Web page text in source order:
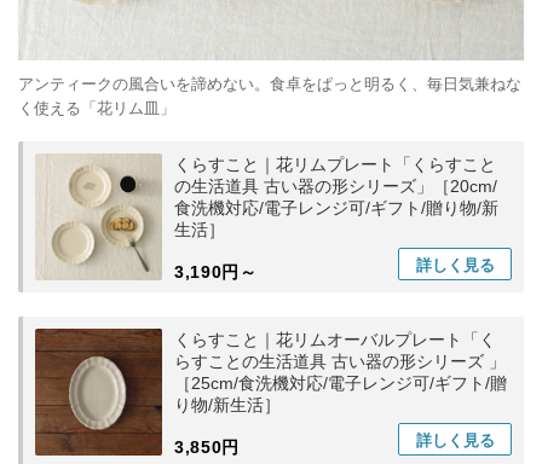
アンティークの風合いを諦めない。食卓をぱっと明るく、毎日気兼ねな
く使える「花リム皿」
くらすこと｜花リムプレート「くらすこと
の生活道具 古い器の形シリーズ」［20cm/
食洗機対応/電子レンジ可/ギフト/贈り物/新
生活］
3,190円～ 詳しく 見る
くらすこと｜花リムオーバルプレート「く
らすことの生活道具 古い器の形シリーズ 」
［25cm/食洗機対応/電子レンジ可/ギフト/贈
り物/新生活］
3,850円 詳しく 見る